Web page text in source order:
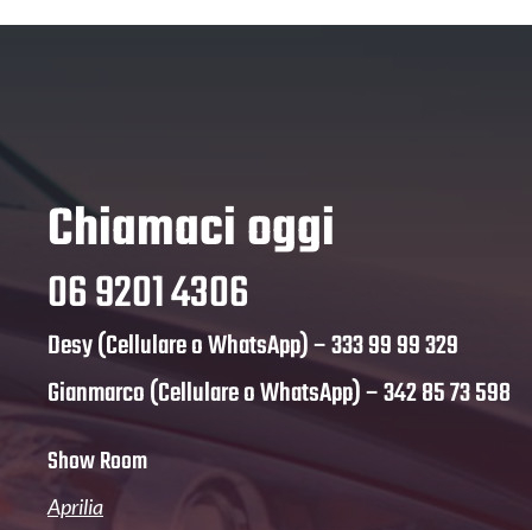
Chiamaci oggi
06 9201 4306
Desy (Cellulare o WhatsApp) –333 99 99 329
Gianmarco (Cellulare o WhatsApp) –342 85 73 598
Show Room
Aprilia